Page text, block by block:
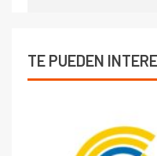
TE PUEDEN